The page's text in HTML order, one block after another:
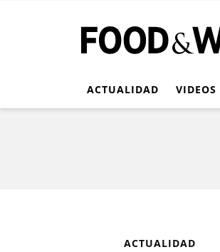
ACTUALIDAD VIDEOS
ACTUALIDAD